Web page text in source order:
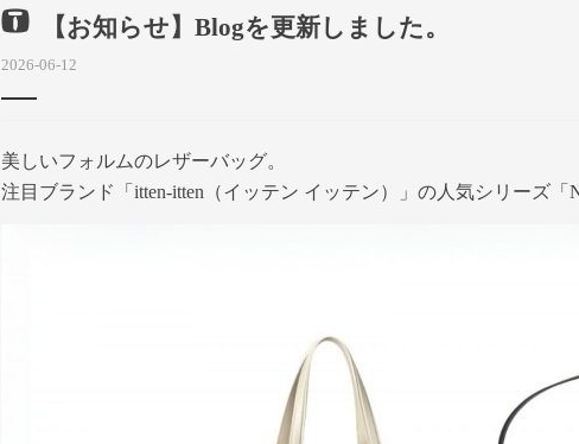
【お知らせ】Blogを更新しました。
2026-06-12
美しいフォルムのレザーバッグ。
注目ブランド「itten-itten（イッテン イッテン）」の人気シリーズ「